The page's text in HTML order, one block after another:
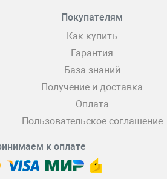
Покупателям
Как купить
Гарантия
База знаний
Получение и доставка
Оплата
Пользовательское соглашение
к оплате